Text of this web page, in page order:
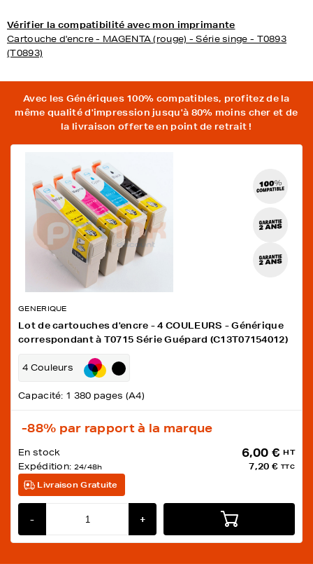
Avec les Génériques 100% compatibles, profitez de la
même qualité d'impression jusqu'à 80% moins cher et de
la livraison offerte en point de retrait !
GENERIQUE
Lot de cartouches d'encre - 4 COULEURS - Générique
correspondant à T0715 Série Guépard (C13T07154012)
4 Couleurs
Capacité: 1 380 pages (A4)
-88% par rapport à la marque
En stock
Expédition: 24/48h
6,00 € HT
7,20 € TTC
Livraison Gratuite
- +
Vérifier la compatibilité avec mon imprimante
Cartouche d'encre - MAGENTA (rouge) - Série singe - T0893
(T0893)